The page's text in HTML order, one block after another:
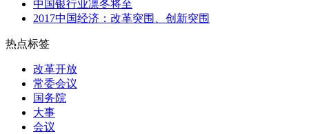
中国银行业凛冬将至
2017中国经济：改革突围、创新突围
热点标签
改革开放
常委会议
国务院
大事
会议